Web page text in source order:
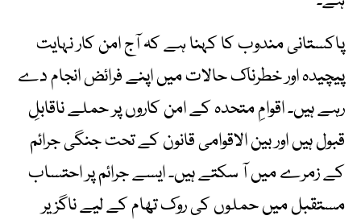
پاکستانی مندوب کا کہنا ہے کہ آج امن کار نہایت
پیچیدہ اور خطرناک حالات میں اپنے فرائض انجام دے
رہے ہیں۔ اقوامِ متحدہ کے امن کاروں پر حملے ناقابلِ
قبول ہیں اور بین الاقوامی قانون کے تحت جنگی جرائم
کے زمرے میں آ سکتے ہیں۔ ایسے جرائم پر احتساب
مستقبل میں حملوں کی روک تھام کے لیے ناگزیر